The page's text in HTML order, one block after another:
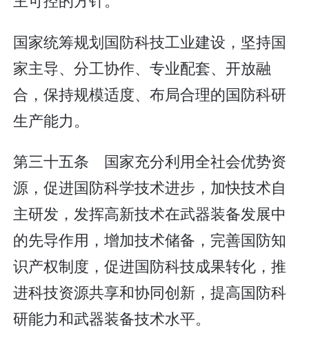
国家统筹规划国防科技工业建设，坚持国
家主导、分工协作、专业配套、开放融
合，保持规模适度、布局合理的国防科研
生产能力。
第三十五条 国家充分利用全社会优势资
源，促进国防科学技术进步，加快技术自
主研发，发挥高新技术在武器装备发展中
的先导作用，增加技术储备，完善国防知
识产权制度，促进国防科技成果转化，推
进科技资源共享和协同创新，提高国防科
研能力和武器装备技术水平。